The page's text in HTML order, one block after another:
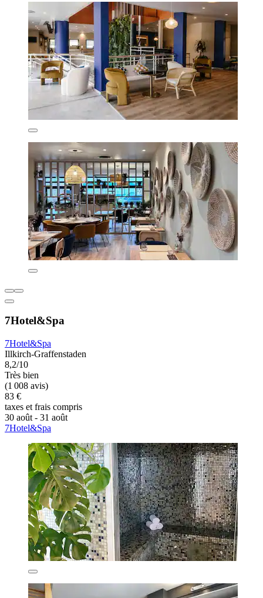
7Hotel&Spa
7Hotel&Spa
Illkirch-Graffenstaden
8,2/10
Très bien
(1 008 avis)
83 €
taxes et frais compris
30 août - 31 août
7Hotel&Spa